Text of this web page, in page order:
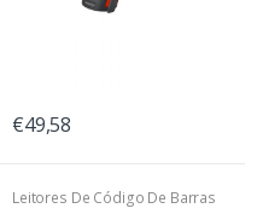
€49,58
Leitores De Código De Barras